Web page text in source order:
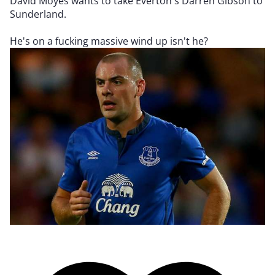
Sunderland.
He's on a fucking massive wind up isn't he?